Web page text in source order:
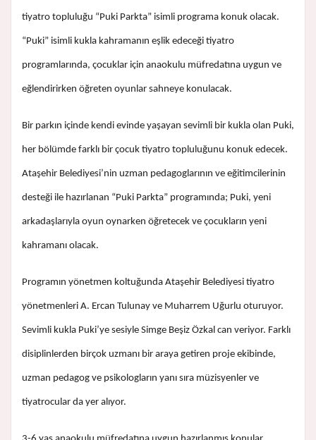
tiyatro topluluğu “Puki Parkta” isimli programa konuk olacak.
“Puki” isimli kukla kahramanın eşlik edeceği tiyatro
programlarında, çocuklar için anaokulu müfredatına uygun ve
eğlendirirken öğreten oyunlar sahneye konulacak.
Bir parkın içinde kendi evinde yaşayan sevimli bir kukla olan Puki,
her bölümde farklı bir çocuk tiyatro topluluğunu konuk edecek.
Ataşehir Belediyesi’nin uzman pedagoglarının ve eğitimcilerinin
desteği ile hazırlanan “Puki Parkta” programında; Puki, yeni
arkadaşlarıyla oyun oynarken öğretecek ve çocukların yeni
kahramanı olacak.
Programın yönetmen koltuğunda Ataşehir Belediyesi tiyatro
yönetmenleri A. Ercan Tulunay ve Muharrem Uğurlu oturuyor.
Sevimli kukla Puki’ye sesiyle Simge Beşiz Özkal can veriyor. Farklı
disiplinlerden birçok uzmanı bir araya getiren proje ekibinde,
uzman pedagog ve psikologların yanı sıra müzisyenler ve
tiyatrocular da yer alıyor.